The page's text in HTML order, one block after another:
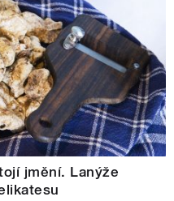
jmění. Lanýže